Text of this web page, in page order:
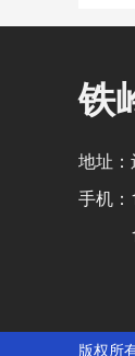
铁
地址
手机
版权所